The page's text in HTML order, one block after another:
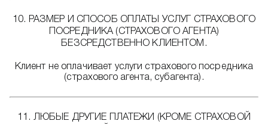
10. РАЗМЕР И СПОСОБ ОПЛАТЫ УСЛУГ СТРАХОВОГО
ПОСРЕДНИКА (СТРАХОВОГО АГЕНТА)
БЕЗСРЕДСТВЕННО КЛИЕНТОМ.
Клиент не оплачивает услуги страхового посредника
(страхового агента, субагента).
11. ЛЮБЫЕ ДРУГИЕ ПЛАТЕЖИ (КРОМЕ СТРАХОВОЙ